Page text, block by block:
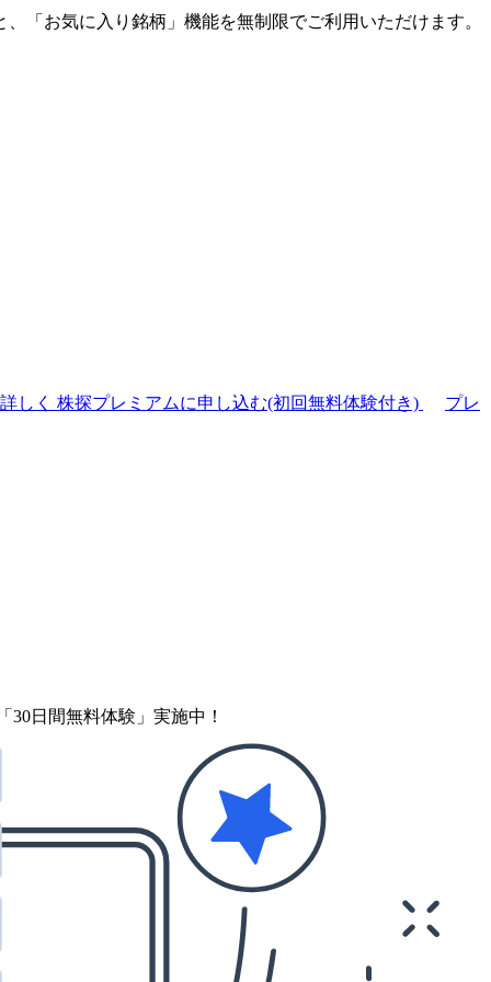
「お気に入り銘柄」機能を無制限でご利用いただけます。
しく 株探プレミアムに申し込む(初回無料体験付き)
プレ
日間無料体験」実施中！